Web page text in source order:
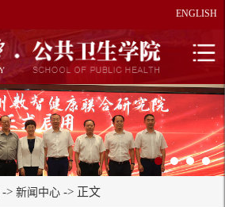
ENGLISH
-> 新闻中心 -> 正文